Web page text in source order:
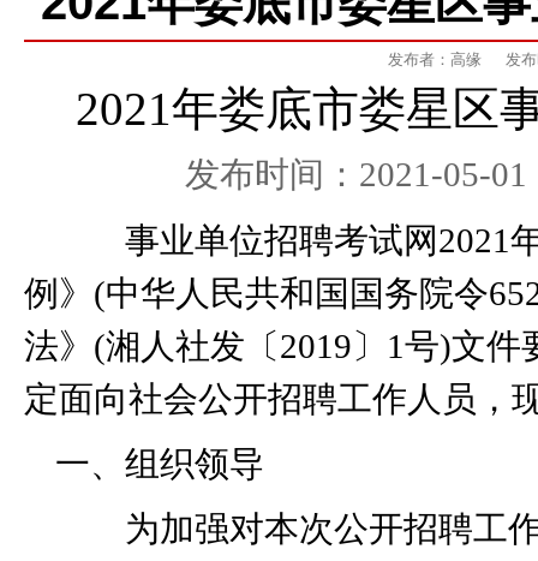
发布者：高缘 发
2021年娄底市娄星区
发布时间： 2021-05-01
事业单位招聘考试网2021
例》 (中华人民共和国国务院令
法》 (湘人社发〔2019〕 1号)文件
定面向社会公开招聘工作人员，
一、组织领导
为加强对本次公开招聘工作